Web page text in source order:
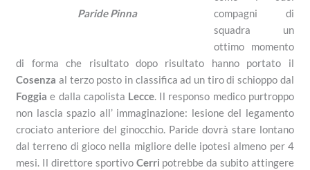
Paride Pinna
compagni di
squadra un
ottimo momento
di forma che risultato dopo risultato hanno portato il
Cosenza al terzo posto in classifica ad un tiro di schioppo dal
Foggia e dalla capolista Lecce. Il responso medico purtroppo
non lascia spazio all’ immaginazione: lesione del legamento
crociato anteriore del ginocchio. Paride dovrà stare lontano
dal terreno di gioco nella migliore delle ipotesi almeno per 4
mesi. Il direttore sportivo Cerri potrebbe da subito attingere